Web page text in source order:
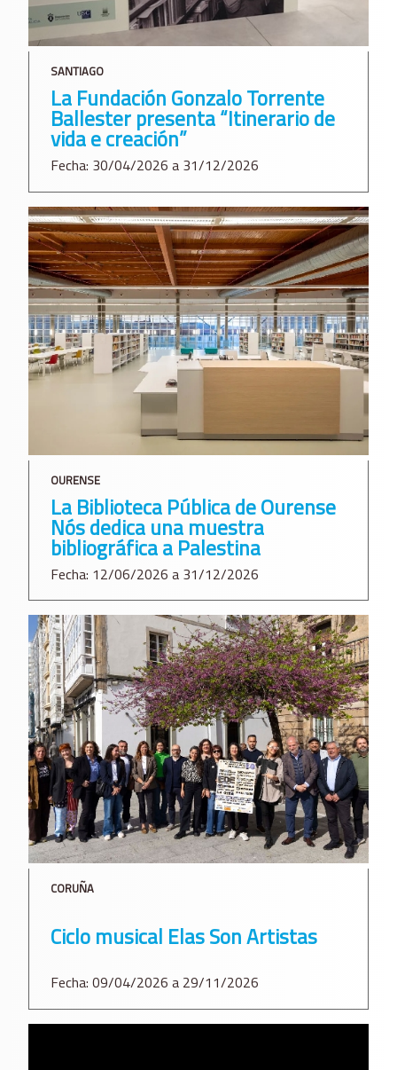
SANTIAGO
La Fundación Gonzalo Torrente
Ballester presenta “Itinerario de
vida e creación”
Fecha: 30/04/2026 a 31/12/2026
OURENSE
La Biblioteca Pública de Ourense
Nós dedica una muestra
bibliográfica a Palestina
Fecha: 12/06/2026 a 31/12/2026
CORUÑA
Ciclo musical Elas Son Artistas
Fecha: 09/04/2026 a 29/11/2026